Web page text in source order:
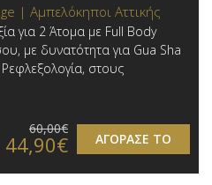
| Αμπελόκηποι Αττικής
για 2 Άτομα με Full Body
με δυνατότητα για Gua Sha
στους
ΑΓΟΡΑΣΕ ΤΟ
60,00€
44,90€